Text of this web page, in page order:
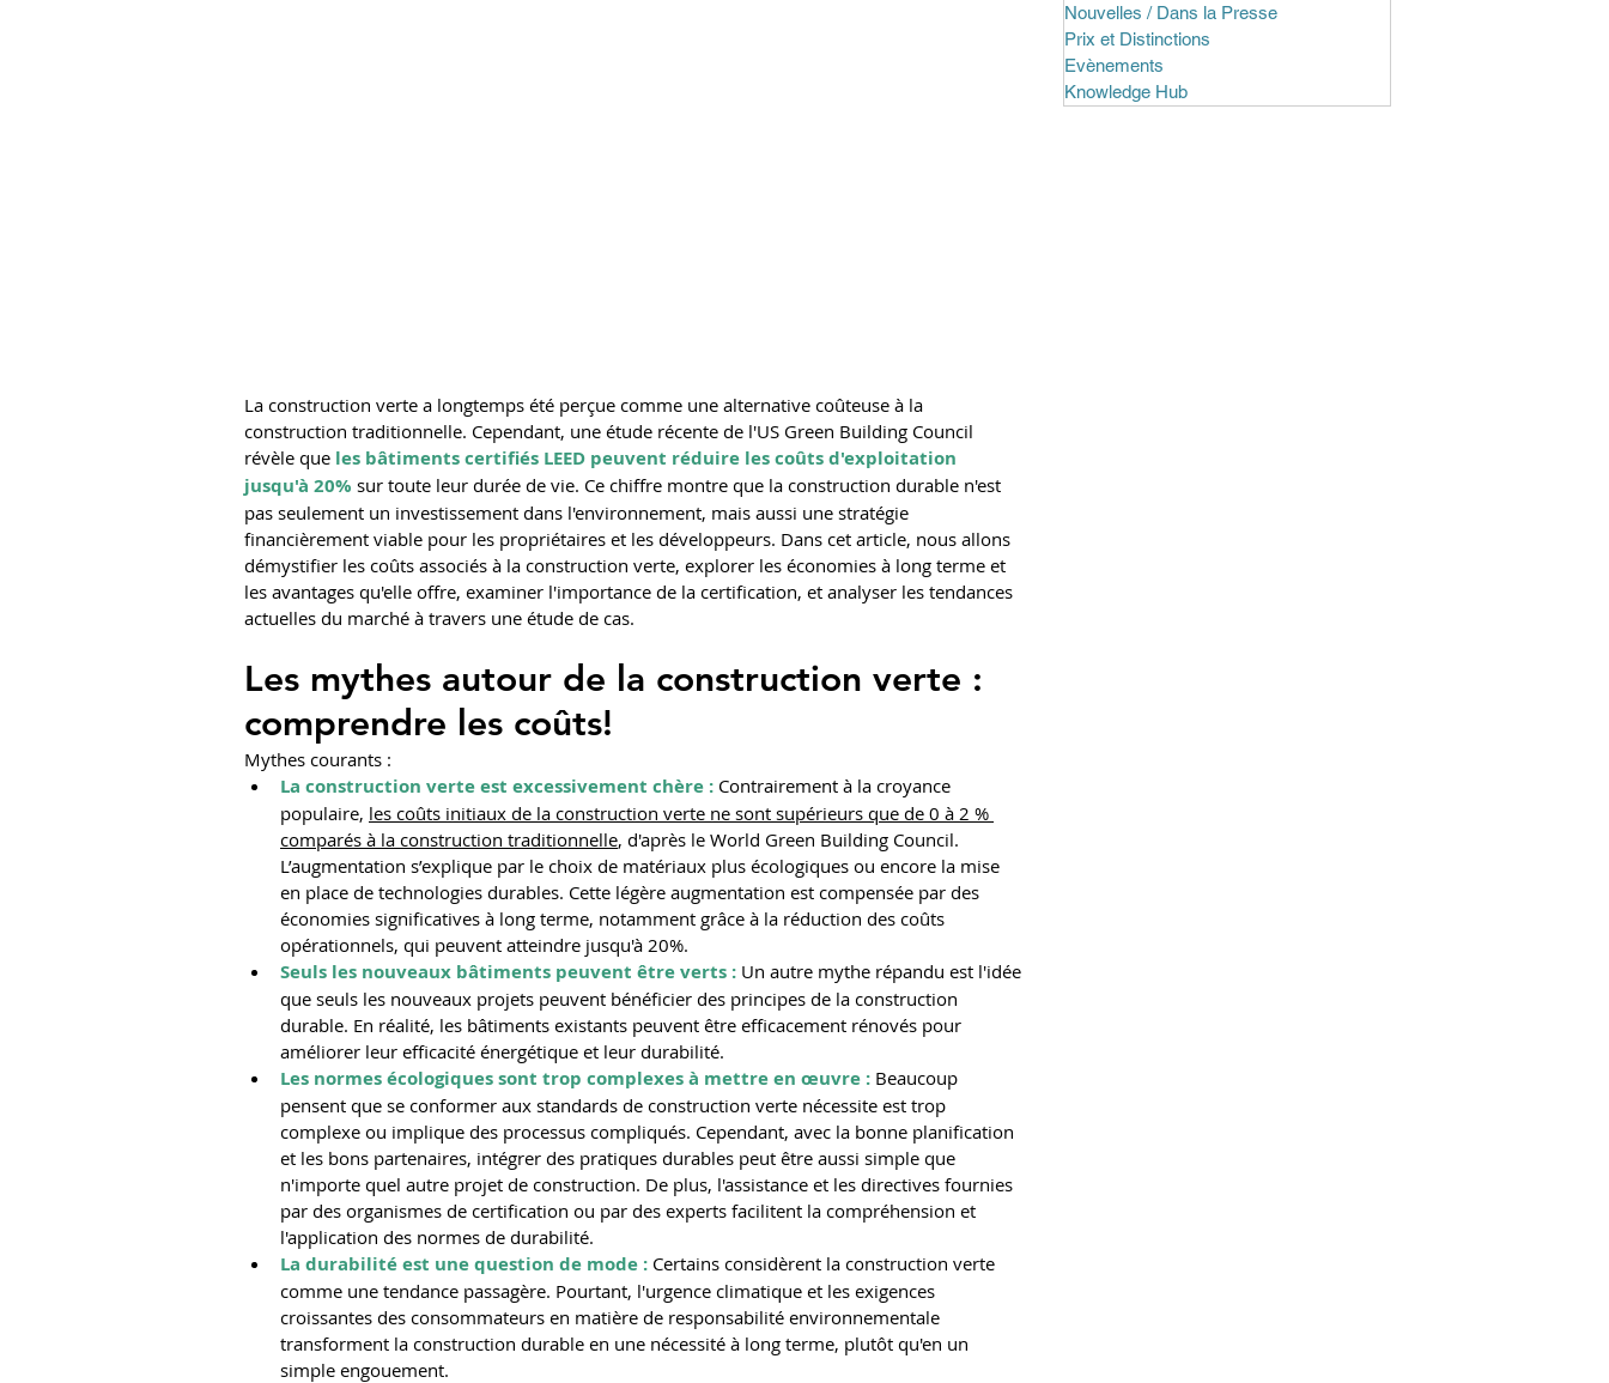
La construction verte a longtemps été perçue comme une alternative coûteuse à la
construction traditionnelle. Cependant, une étude récente de l'US Green Building Council
révèle que les bâtiments certifiés LEED peuvent réduire les coûts d'exploitation
jusqu'à 20% sur toute leur durée de vie. Ce chiffre montre que la construction durable n'est
pas seulement un investissement dans l'environnement, mais aussi une stratégie
financièrement viable pour les propriétaires et les développeurs. Dans cet article, nous allons
démystifier les coûts associés à la construction verte, explorer les économies à long terme et
les avantages qu'elle offre, examiner l'importance de la certification, et analyser les tendances
actuelles du marché à travers une étude de cas.
Les mythes autour de la construction verte :
comprendre les coûts!
Mythes courants :
La construction verte est excessivement chère : Contrairement à la croyance
populaire, les coûts initiaux de la construction verte ne sont supérieurs que de 0 à 2 %
comparés à la construction traditionnelle, d'après le World Green Building Council.
L’augmentation s’explique par le choix de matériaux plus écologiques ou encore la mise
en place de technologies durables. Cette légère augmentation est compensée par des
économies significatives à long terme, notamment grâce à la réduction des coûts
opérationnels, qui peuvent atteindre jusqu'à 20%.
Seuls les nouveaux bâtiments peuvent être verts : Un autre mythe répandu est l'idée
que seuls les nouveaux projets peuvent bénéficier des principes de la construction
durable. En réalité, les bâtiments existants peuvent être efficacement rénovés pour
améliorer leur efficacité énergétique et leur durabilité.
Les normes écologiques sont trop complexes à mettre en œuvre : Beaucoup
pensent que se conformer aux standards de construction verte nécessite est trop
complexe ou implique des processus compliqués. Cependant, avec la bonne planification
et les bons partenaires, intégrer des pratiques durables peut être aussi simple que
n'importe quel autre projet de construction. De plus, l'assistance et les directives fournies
par des organismes de certification ou par des experts facilitent la compréhension et
l'application des normes de durabilité.
La durabilité est une question de mode : Certains considèrent la construction verte
comme une tendance passagère. Pourtant, l'urgence climatique et les exigences
croissantes des consommateurs en matière de responsabilité environnementale
transforment la construction durable en une nécessité à long terme, plutôt qu'en un
simple engouement.
Nouvelles / Dans la Presse
Prix et Distinctions
Evènements
Knowledge Hub